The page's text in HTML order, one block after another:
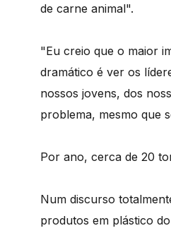
de carne animal".
"Eu creio que o maior
dramático é ver os
nossos jovens, dos
problema, mesmo que
Por ano, cerca de 20
Num discurso
produtos em plástico